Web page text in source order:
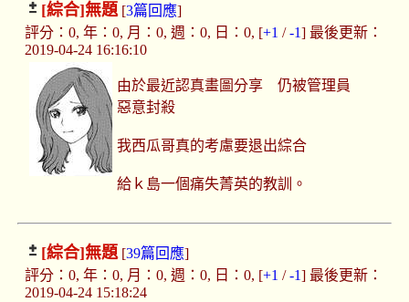
[綜合]無題[3篇回應]
評分：0, 年：0, 月：0, 週：0, 日：0, [+1 /-1] 最後更新：
2019-04-24 16:16:10
由於最近認真畫圖分享 仍被管理員
惡意封殺
我西瓜哥真的考慮要退出綜合
給ｋ島一個痛失菁英的教訓。
[綜合]無題[39篇回應]
評分：0, 年：0, 月：0, 週：0, 日：0, [+1 /-1] 最後更新：
2019-04-24 15:18:24